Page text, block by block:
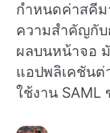
กำหนดค่าสคีม
ความสำคัญกับ
ผลบนหน้าจอ
แอปพลิเคชันต่
ใช้งาน SAML